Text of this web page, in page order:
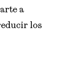
a
los